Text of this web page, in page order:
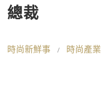
總裁
時尚新鮮事 時尚產業